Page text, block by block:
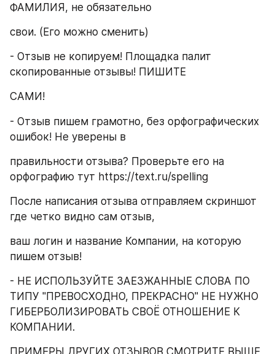
ФАМИЛИЯ, не обязательно
свои. (Его можно сменить)
- Отзыв не копируем! Площадка палит
скопированные отзывы! ПИШИТЕ
САМИ!
- Отзыв пишем грамотно, без орфографических
ошибок! Не уверены в
правильности отзыва? Проверьте его на
орфографию тут https://text.ru/spelling
После написания отзыва отправляем скриншот
где четко видно сам отзыв,
ваш логин и название Компании, на которую
пишем отзыв!
- НЕ ИСПОЛЬЗУЙТЕ ЗАЕЗЖАННЫЕ СЛОВА ПО
ТИПУ "ПРЕВОСХОДНО, ПРЕКРАСНО" НЕ НУЖНО
ГИБЕРБОЛИЗИРОВАТЬ СВОЁ ОТНОШЕНИЕ К
КОМПАНИИ.
ПРИМЕРЫ ДРУГИХ ОТЗЫВОВ СМОТРИТЕ ВЫШЕ